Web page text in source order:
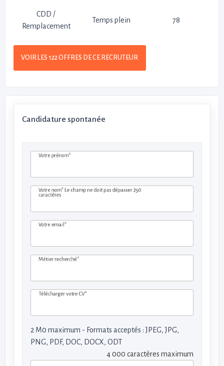
CDD /
Remplacement
Temps plein 78
VOIR LES 122 OFFRES DE CE RECRUTEUR
Candidature spontanée
Votre prénom*
Votre nom* Le champ ne doit pas dépasser 250
caractères
Votre email*
Métier recherché*
Télécharger votre CV*
2 M0 maximum - Formats acceptés : JPEG, JPG,
PNG, PDF, DOC, DOCX, ODT
4 000 caractères maximum